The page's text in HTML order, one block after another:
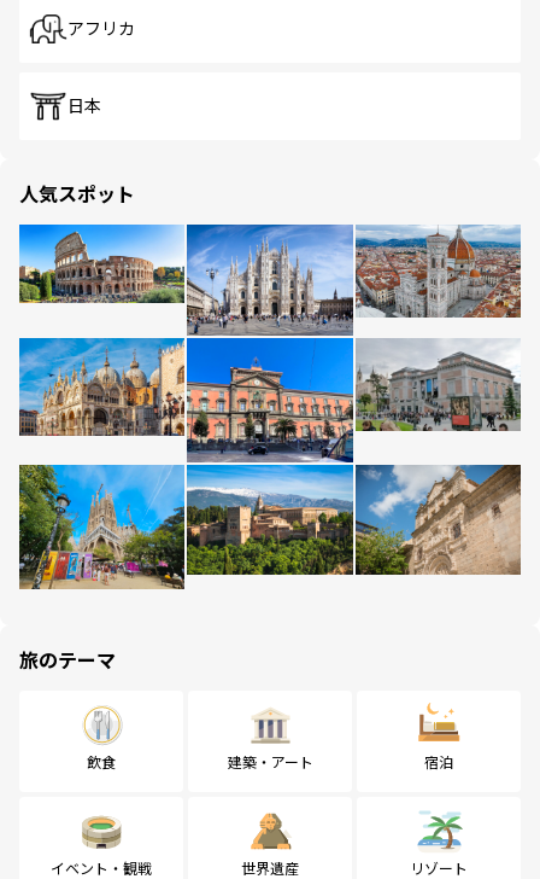
アフリカ
日本
人気スポット
旅のテーマ
飲食 建築・アート 宿泊
イベント・観戦 世界遺産 リゾート